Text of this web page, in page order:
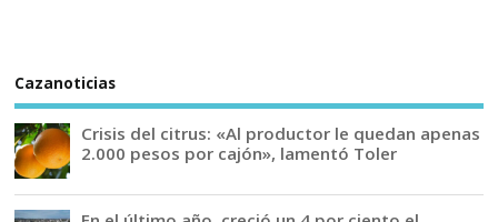
Cazanoticias
Crisis del citrus: «Al productor le quedan apenas
2.000 pesos por cajón», lamentó Toler